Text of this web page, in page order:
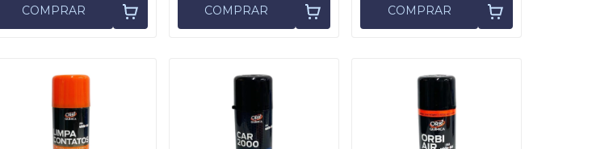
COMPRAR COMPRAR COMPRAR